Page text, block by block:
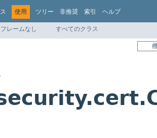
使用 ツリー 非推奨 索引 ヘルプ
フレームなし すべてのクラス